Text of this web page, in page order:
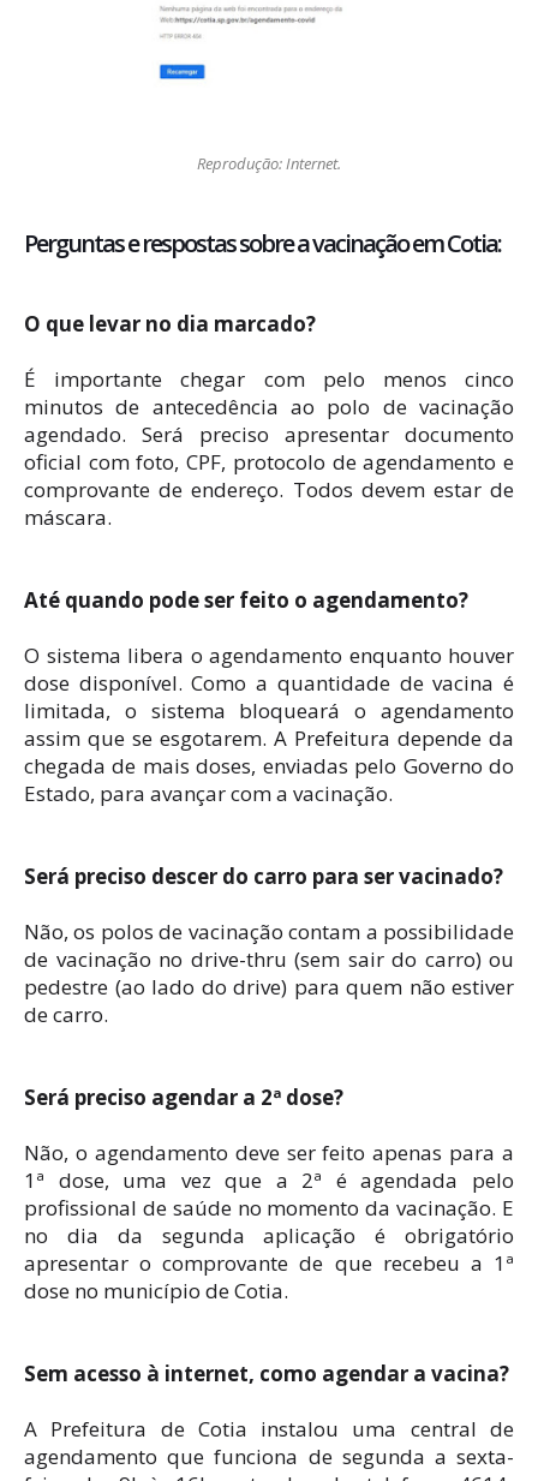
Reprodução: Internet.
Perguntas e respostas sobre a vacinação em Cotia:
O que levar no dia marcado?
É importante chegar com pelo menos cinco
minutos de antecedência ao polo de vacinação
agendado. Será preciso apresentar documento
oficial com foto, CPF, protocolo de agendamento e
comprovante de endereço. Todos devem estar de
máscara.
Até quando pode ser feito o agendamento?
O sistema libera o agendamento enquanto houver
dose disponível. Como a quantidade de vacina é
limitada, o sistema bloqueará o agendamento
assim que se esgotarem. A Prefeitura depende da
chegada de mais doses, enviadas pelo Governo do
Estado, para avançar com a vacinação.
Será preciso descer do carro para ser vacinado?
Não, os polos de vacinação contam a possibilidade
de vacinação no drive-thru (sem sair do carro) ou
pedestre (ao lado do drive) para quem não estiver
de carro.
Será preciso agendar a 2ª dose?
Não, o agendamento deve ser feito apenas para a
1ª dose, uma vez que a 2ª é agendada pelo
profissional de saúde no momento da vacinação. E
no dia da segunda aplicação é obrigatório
apresentar o comprovante de que recebeu a 1ª
dose no município de Cotia.
Sem acesso à internet, como agendar a vacina?
A Prefeitura de Cotia instalou uma central de
agendamento que funciona de segunda a sexta-